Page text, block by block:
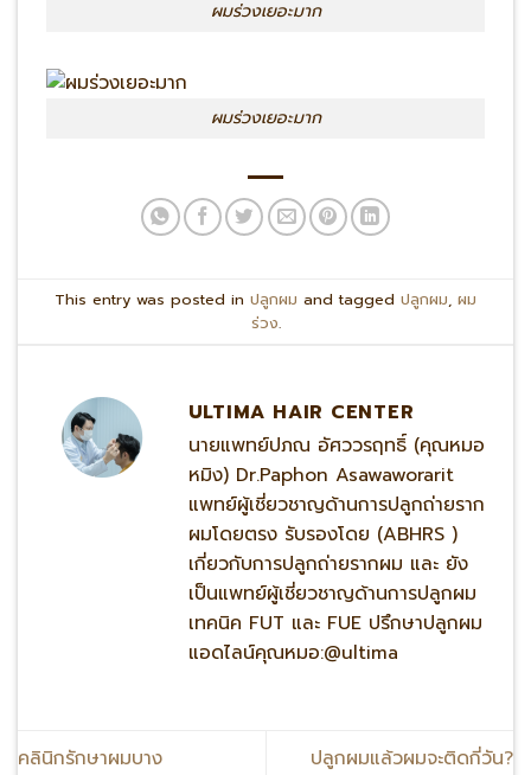
ผมร่วงเยอะมาก
ผมร่วงเยอะมาก
This entry was posted in ปลูกผม and tagged ปลูกผม, ผม
ร่วง.
ULTIMA HAIR CENTER
นายแพทย์ปภณ อัศววรฤทธิ์ (คุณหมอ
หมิง) Dr.Paphon Asawaworarit
แพทย์ผู้เชี่ยวชาญด้านการปลูกถ่ายราก
ผมโดยตรง รับรองโดย (ABHRS )
เกี่ยวกับการปลูกถ่ายรากผม และ ยัง
เป็นแพทย์ผู้เชี่ยวชาญด้านการปลูกผม
เทคนิค FUT และ FUE ปรึกษาปลูกผม
แอดไลน์คุณหมอ:@ultima
คลินิกรักษาผมบาง ปลูกผมแล้วผมจะติดกี่วัน?